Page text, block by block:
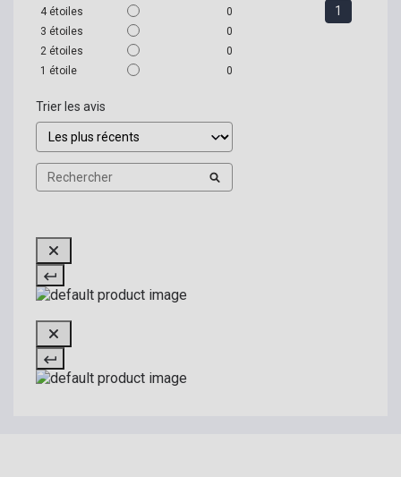
4 étoiles
0
3 étoiles
0
2 étoiles
0
1 étoile 0
Trier les avis
1